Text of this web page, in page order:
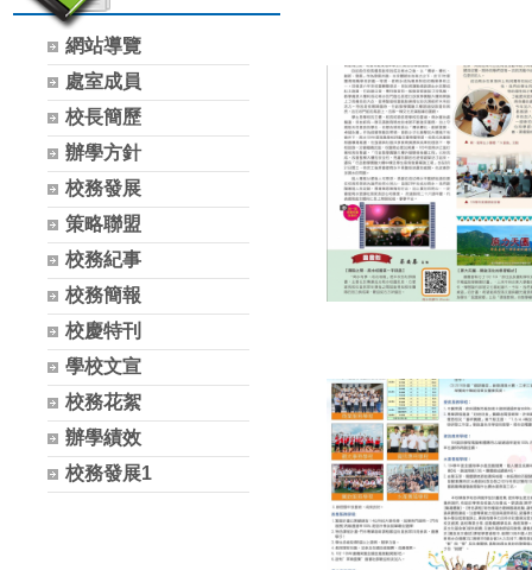
網站導覽
處室成員
校長簡歷
辦學方針
校務發展
策略聯盟
校務紀事
校務簡報
校慶特刊
學校文宣
校務花絮
辦學績效
校務發展1